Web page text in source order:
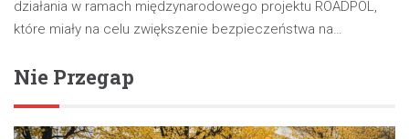
działania w ramach międzynarodowego projektu ROADPOL,
które miały na celu zwiększenie bezpieczeństwa na…
Nie Przegap